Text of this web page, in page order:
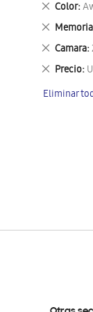
Color
Eliminar
este
artículo
Memoria
Eliminar
este
artículo
Camara
Eliminar
este
artículo
Precio
Eliminar
artículo
Eliminar